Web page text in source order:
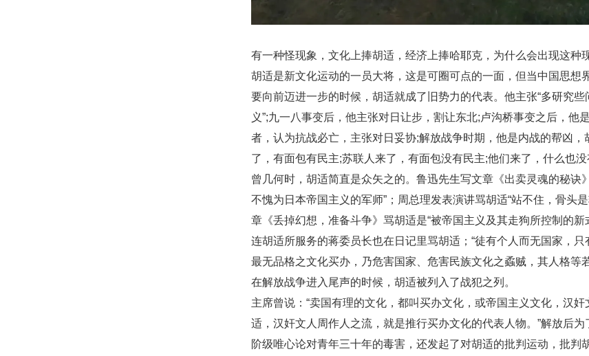
有一种怪现象，文化上捧胡适，经济上捧哈耶克，为什么会出现这种
胡适是新文化运动的一员大将，这是可圈可点的一面，但当中国思想
要向前迈进一步的时候，胡适就成了旧势力的代表。他主张“多研究些
义”;九一八事变后，他主张对日让步，割让东北;卢沟桥事变之后，他
者，认为抗战必亡，主张对日妥协;解放战争时期，他是内战的帮凶，
了，有面包有民主;苏联人来了，有面包没有民主;他们来了，什么也没
曾几何时，胡适简直是众矢之的。鲁迅先生写文章《出卖灵魂的秘诀
不愧为日本帝国主义的军师”；周总理发表演讲骂胡适“站不住，骨头
章《丢掉幻想，准备斗争》骂胡适是“被帝国主义及其走狗所控制的新
连胡适所服务的蒋委员长也在日记里骂胡适；“徒有个人而无国家，只
最无品格之文化买办，乃危害国家、危害民族文化之蟊贼，其人格等
在解放战争进入尾声的时候，胡适被列入了战犯之列。
主席曾说：“卖国有理的文化，都叫买办文化，或帝国主义文化，汉奸
适，汉奸文人周作人之流，就是推行买办文化的代表人物。”解放后
阶级唯心论对青年三十年的毒害，还发起了对胡适的批判运动，批判